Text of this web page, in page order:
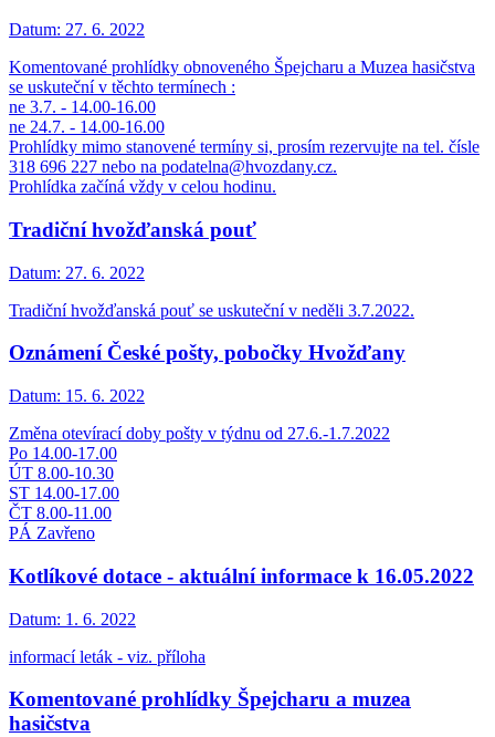
Datum: 27. 6. 2022
Komentované prohlídky obnoveného Špejcharu a Muzea hasičstva
se uskuteční v těchto termínech :
ne 3.7. - 14.00-16.00
ne 24.7. - 14.00-16.00
Prohlídky mimo stanovené termíny si, prosím rezervujte na tel. čísle
318 696 227 nebo na podatelna@hvozdany.cz.
Prohlídka začíná vždy v celou hodinu.
Tradiční hvožďanská pouť
Datum: 27. 6. 2022
Tradiční hvožďanská pouť se uskuteční v neděli 3.7.2022.
Oznámení České pošty, pobočky Hvožďany
Datum: 15. 6. 2022
Změna otevírací doby pošty v týdnu od 27.6.-1.7.2022
Po 14.00-17.00
ÚT 8.00-10.30
ST 14.00-17.00
ČT 8.00-11.00
PÁ Zavřeno
Kotlíkové dotace - aktuální informace k 16.05.2022
Datum: 1. 6. 2022
informací leták - viz. příloha
Komentované prohlídky Špejcharu a muzea
hasičstva